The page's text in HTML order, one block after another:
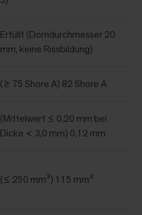
Erfüllt (Dorndurchmesser 20
mm, keine Rissbildung)
(≥ 75 Shore A) 82 Shore A
(Mittelwert ≤ 0,20 mm bei
Dicke < 3,0 mm) 0,12 mm
(≤ 250 mm³) 115 mm³